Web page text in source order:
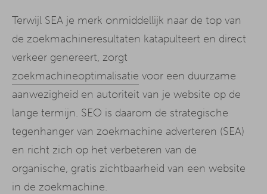
Terwijl SEA je merk onmiddellijk naar de top van
de zoekmachineresultaten katapulteert en direct
verkeer genereert, zorgt
zoekmachineoptimalisatie voor een duurzame
aanwezigheid en autoriteit van je website op de
lange termijn. SEO is daarom de strategische
tegenhanger van zoekmachine adverteren (SEA)
en richt zich op het verbeteren van de
organische, gratis zichtbaarheid van een website
in de zoekmachine.